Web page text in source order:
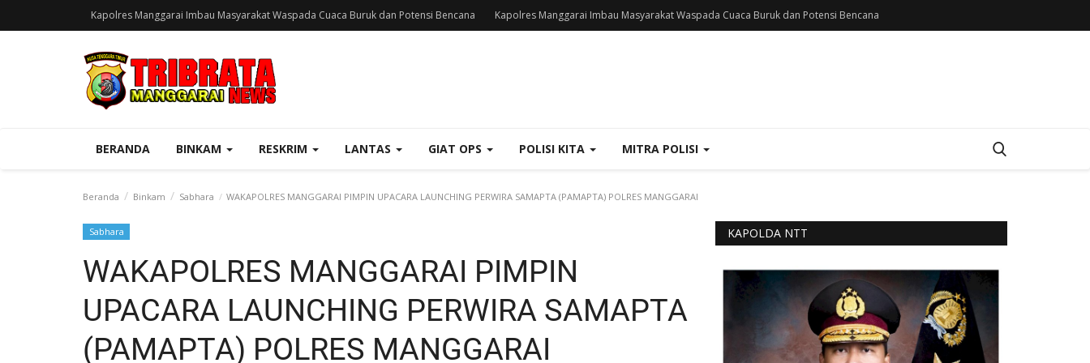
Kapolres Manggarai Imbau Masyarakat Waspada Cuaca Buruk dan Potensi Bencana Kapolres Manggarai Imbau Masyarakat Waspada Cuaca Buruk dan Potensi Bencana
BERANDA BINKAM RESKRIM LANTAS GIAT OPS POLISI KITA MITRA POLISI
Beranda Binkam Sabhara WAKAPOLRES MANGGARAI PIMPIN UPACARA LAUNCHING PERWIRA SAMAPTA (PAMAPTA) POLRES MANGGARAI
Sabhara
WAKAPOLRES MANGGARAI PIMPIN
UPACARA LAUNCHING PERWIRA SAMAPTA
(PAMAPTA) POLRES MANGGARAI
KAPOLDA NTT